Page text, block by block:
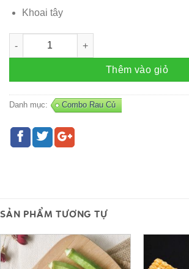
Khoai tây
Combo Rau – R60 số lượng
Thêm vào giỏ
Danh mục: Combo Rau Củ
SẢN PHẨM TƯƠNG TỰ